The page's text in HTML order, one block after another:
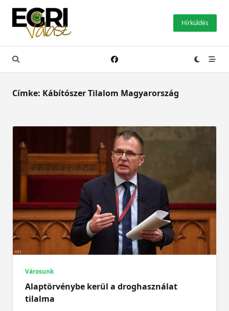
Skip
content
Hírküldés
Címke: Kábítószer Tilalom Magyarország
Városunk
Alaptörvénybe kerül a droghasználat
tilalma